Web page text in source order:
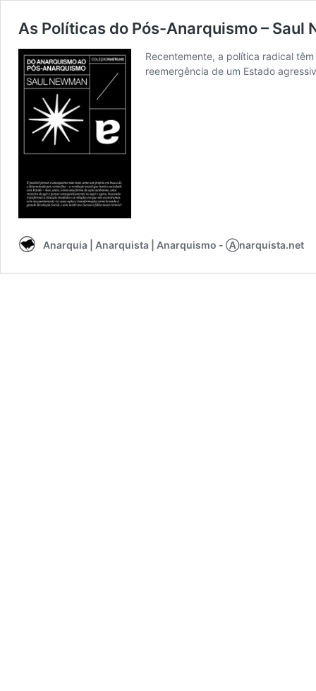
As Políticas do Pós-Anarquismo – Saul
Recentemente, a política radical
reemergência de um Estado
Anarquia | Anarquista | Anarquismo - Ⓐnarquista.net